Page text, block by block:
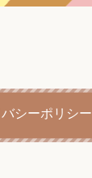
シーポリシー